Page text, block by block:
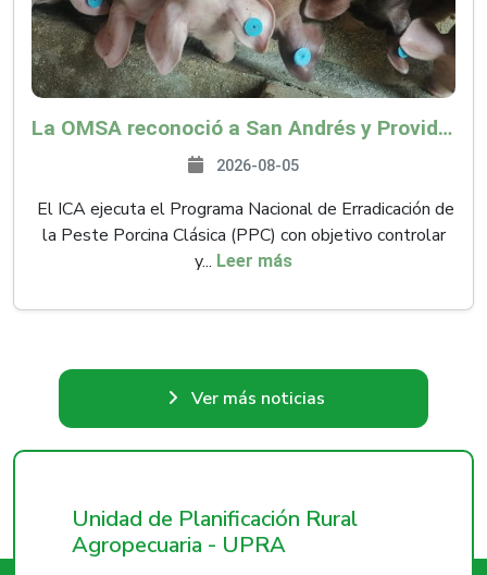
La OMSA reconoció a San Andrés y Providencia como zona libre de Peste Porcina Clásica (PPC)
2026-08-05
El ICA ejecuta el Programa Nacional de Erradicación de
la Peste Porcina Clásica (PPC) con objetivo controlar
y... Leer más
Ver más noticias
Unidad de Planificación Rural
Agropecuaria - UPRA